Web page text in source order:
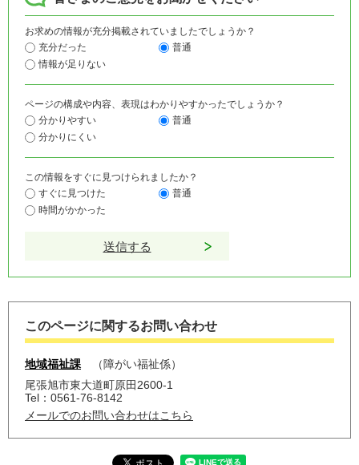
お求めの情報が充分掲載されていましたでしょうか？
充分だった
普通
情報が足りない
ページの構成や内容、表現はわかりやすかったでしょうか？
分かりやすい
普通
分かりにくい
この情報をすぐに見つけられましたか？
すぐに見つけた
普通
時間がかかった
このページに関するお問い合わせ
地域福祉課
障がい福祉係
尾張旭市東大道町原田2600-1
Tel：0561-76-8142
メールでのお問い合わせはこちら